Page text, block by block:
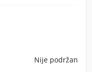
Nije podržan